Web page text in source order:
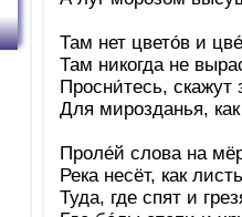
Там нет цвето́в и
Там никогда не
Просни́тесь,
Для мирозданья,
Проле́й слова на
Река несёт, как
Туда, где спят и